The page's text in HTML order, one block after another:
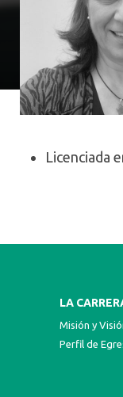
Licenciada
LA
Misión y
Perfil de